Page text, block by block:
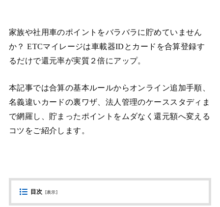
家族や社用車のポイントをバラバラに貯めていません
か？ ETCマイレージは車載器IDとカードを合算登録す
るだけで還元率が実質２倍にアップ。
本記事では合算の基本ルールからオンライン追加手順、
名義違いカードの裏ワザ、法人管理のケーススタディま
で網羅し、貯まったポイントをムダなく還元額へ変える
コツをご紹介します。
目次 [表示]